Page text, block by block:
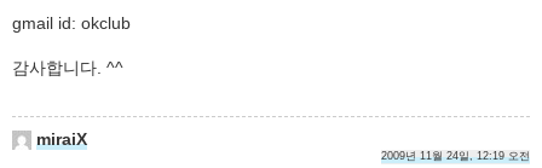
gmail id: okclub
감사합니다. ^^
miraiX
2009년 11월 24일, 12:19 오전